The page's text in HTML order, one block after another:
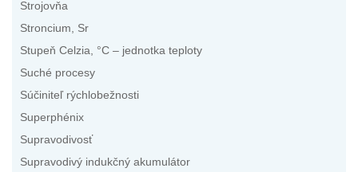
Strojovňa
Stroncium, Sr
Stupeň Celzia, °C – jednotka teploty
Suché procesy
Súčiniteľ rýchlobežnosti
Superphénix
Supravodivosť
Supravodivý indukčný akumulátor